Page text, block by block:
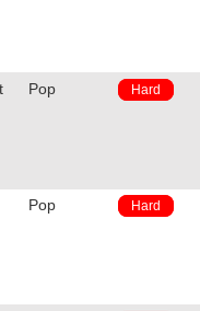
Pop Hard
Pop Hard